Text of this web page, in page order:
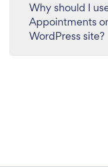
Why should I
Appointments
WordPress site?